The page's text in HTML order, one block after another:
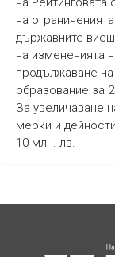
на
държавните
на измененията
продължаване
образование за
За увеличаване
мерки и
10 млн. лв.